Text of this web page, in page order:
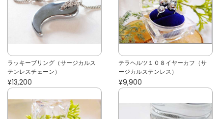
ラッキーブリング（サージカルス
テンレスチェーン）
¥13,200
テラヘルツ１０８イヤーカフ（サ
ージカルステンレス）
¥9,900